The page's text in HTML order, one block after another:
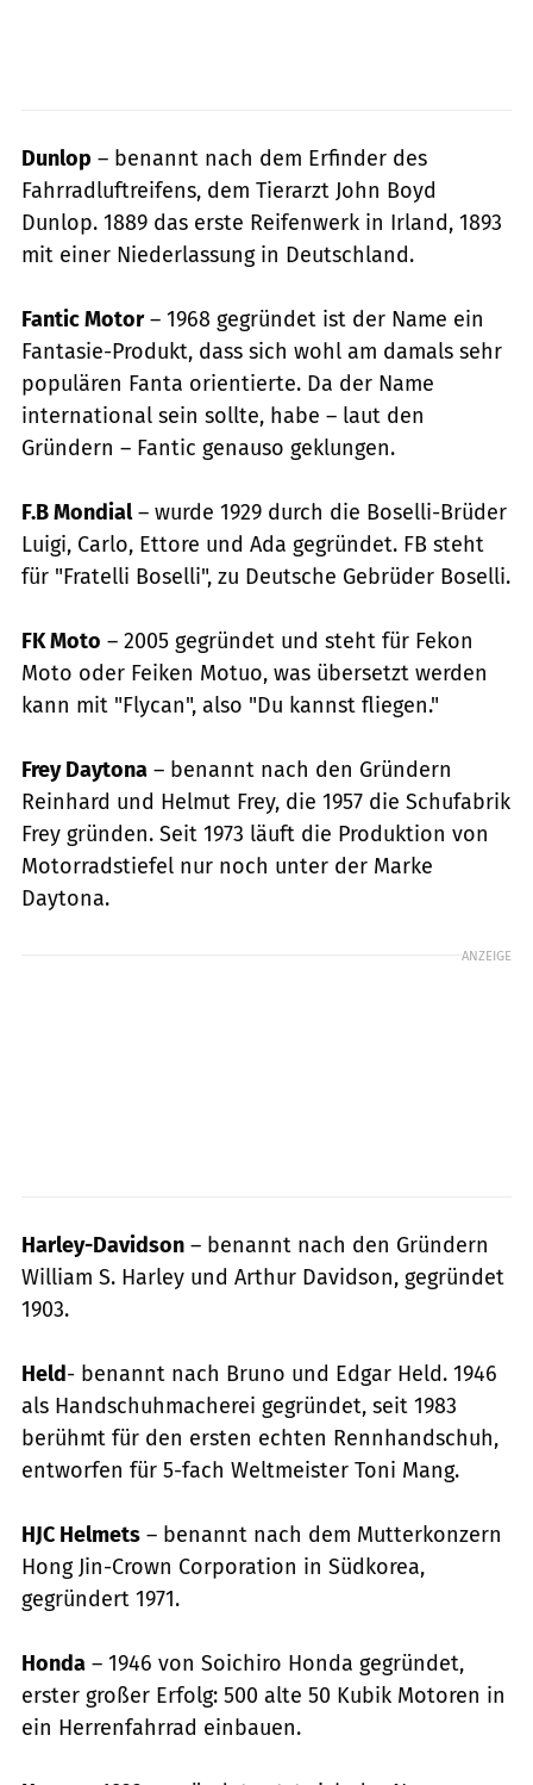
Dunlop – benannt nach dem Erfinder des
Fahrradluftreifens, dem Tierarzt John Boyd
Dunlop. 1889 das erste Reifenwerk in Irland, 1893
mit einer Niederlassung in Deutschland.
Fantic Motor– 1968 gegründet ist der Name ein
Fantasie-Produkt, dass sich wohl am damals sehr
populären Fanta orientierte. Da der Name
international sein sollte, habe – laut den
Gründern – Fantic genauso geklungen.
F.B Mondial– wurde 1929 durch die Boselli-Brüder
Luigi, Carlo, Ettore und Ada gegründet. FB steht
für "Fratelli Boselli", zu Deutsche Gebrüder Boselli.
FK Moto – 2005 gegründet und steht für Fekon
Moto oder Feiken Motuo, was übersetzt werden
kann mit "Flycan", also "Du kannst fliegen."
Frey Daytona – benannt nach den Gründern
Reinhard und Helmut Frey, die 1957 die Schufabrik
Frey gründen. Seit 1973 läuft die Produktion von
Motorradstiefel nur noch unter der Marke
Daytona.
ANZEIGE
Harley-Davidson – benannt nach den Gründern
William S. Harley und Arthur Davidson, gegründet
1903.
Held- benannt nach Bruno und Edgar Held. 1946
als Handschuhmacherei gegründet, seit 1983
berühmt für den ersten echten Rennhandschuh,
entworfen für 5-fach Weltmeister Toni Mang.
HJC Helmets – benannt nach dem Mutterkonzern
Hong Jin-Crown Corporation in Südkorea,
gegründert 1971.
Honda – 1946 von Soichiro Honda gegründet,
erster großer Erfolg: 500 alte 50 Kubik Motoren in
ein Herrenfahrrad einbauen.